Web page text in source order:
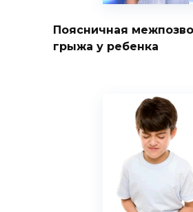
Поясничная
грыжа у ребенка